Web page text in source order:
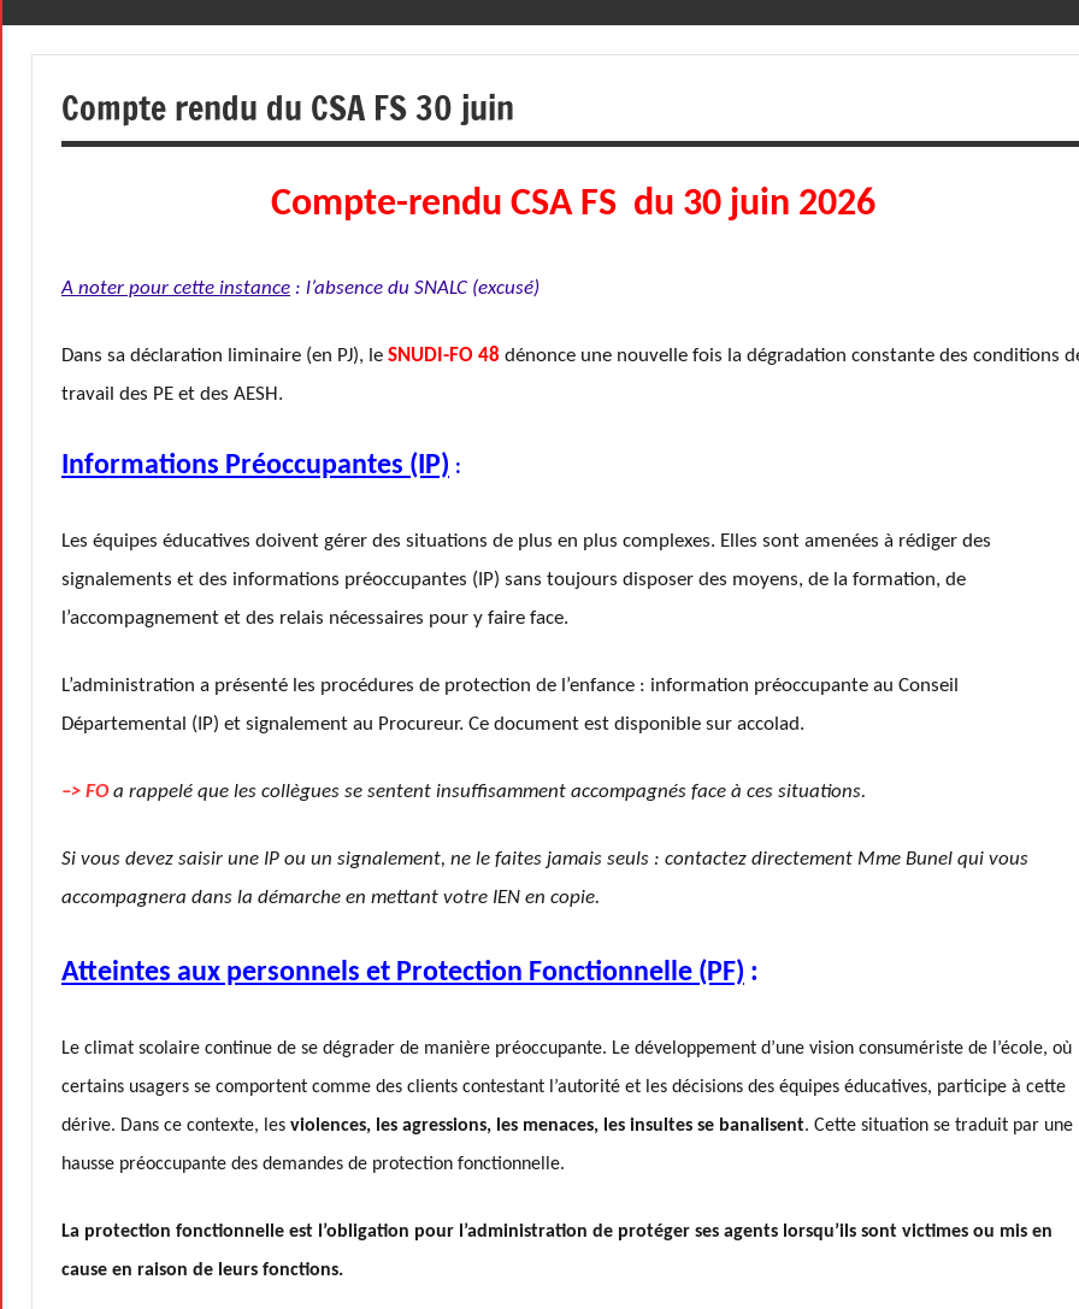
48
droits,
tous
autres
!
Compte rendu du CSA FS 30 juin
Compte-rendu CSA FS du 30 juin 2026
A noter pour cette instance : l’absence du SNALC (excusé)
Dans sa déclaration liminaire (en PJ), le SNUDI-FO 48 dénonce une nouvelle fois la dégradation constante des conditions
travail des PE et des AESH.
Informations Préoccupantes (IP) :
Les équipes éducatives doivent gérer des situations de plus en plus complexes. Elles sont amenées à rédiger des
signalements et des informations préoccupantes (IP) sans toujours disposer des moyens, de la formation, de
l’accompagnement et des relais nécessaires pour y faire face.
L’administration a présenté les procédures de protection de l’enfance : information préoccupante au Conseil
Départemental (IP) et signalement au Procureur. Ce document est disponible sur accolad.
–> FO a rappelé que les collègues se sentent insuffisamment accompagnés face à ces situations.
Si vous devez saisir une IP ou un signalement, ne le faites jamais seuls : contactez directement Mme Bunel qui vous
accompagnera dans la démarche en mettant votre IEN en copie.
Atteintes aux personnels et Protection Fonctionnelle (PF) :
Le climat scolaire continue de se dégrader de manière préoccupante. Le développement d’une vision consumériste de l’école, où
certains usagers se comportent comme des clients contestant l’autorité et les décisions des équipes éducatives, participe à cette
dérive. Dans ce contexte, les violences, les agressions, les menaces, les insultes se banalisent. Cette situation se traduit par une
hausse préoccupante des demandes de protection fonctionnelle.
La protection fonctionnelle est l’obligation pour l’administration de protéger ses agents lorsqu’ils sont victimes ou mis en
cause en raison de leurs fonctions.